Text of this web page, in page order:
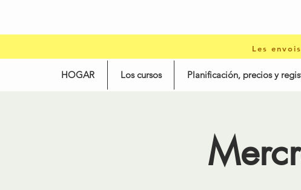
Les
HOGAR Los cursos Planificación, precios y